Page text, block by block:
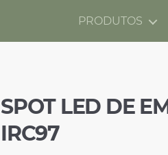
PRODUTOS
SPOT LED DE
IRC97